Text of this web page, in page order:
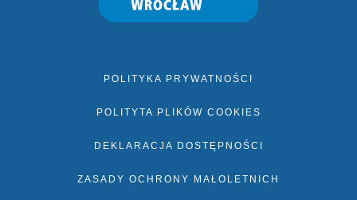
POLITYKA PRYWATNOŚCI
POLITYTA PLIKÓW COOKIES
DEKLARACJA DOSTĘPNOŚCI
ZASADY OCHRONY MAŁOLETNICH